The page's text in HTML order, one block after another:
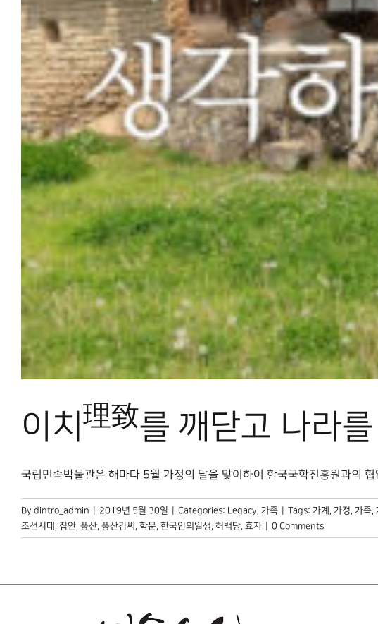
이치 理致를 깨닫고 나라
국립민속박물관은 해마다 5월 가정의 달을 맞이하여 한국국학진흥원과의 협
By dintro_admin 2019년 5월 30일 Categories: Legacy, 가족 Tags: 가계 , 가정, 가족,
조선시대 , 집안, 풍산, 풍산김씨 , 학문, 한국인의일생, 허백당, 효자 0 Comments